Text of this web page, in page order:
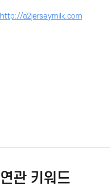
http://a2jerseymilk.com
연관 키워드